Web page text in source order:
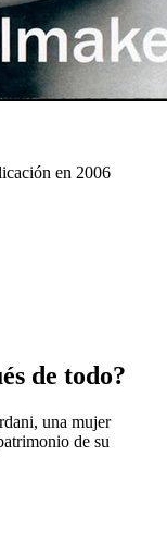
en 2006
de todo?
una mujer
de su